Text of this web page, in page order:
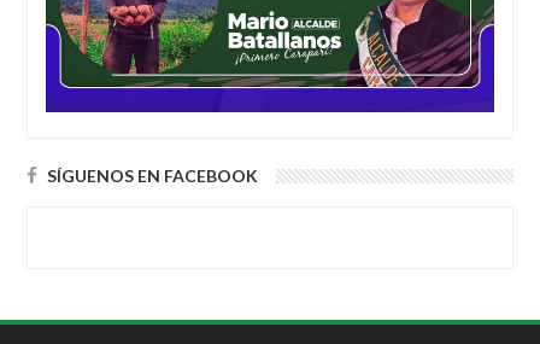
SÍGUENOS EN FACEBOOK